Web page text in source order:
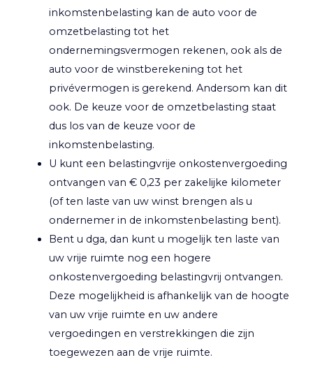
inkomstenbelasting kan de auto voor de
omzetbelasting tot het
ondernemingsvermogen rekenen, ook als de
auto voor de winstberekening tot het
privévermogen is gerekend. Andersom kan dit
ook. De keuze voor de omzetbelasting staat
dus los van de keuze voor de
inkomstenbelasting.
U kunt een belastingvrije onkostenvergoeding
ontvangen van € 0,23 per zakelijke kilometer
(of ten laste van uw winst brengen als u
ondernemer in de inkomstenbelasting bent).
Bent u dga, dan kunt u mogelijk ten laste van
uw vrije ruimte nog een hogere
onkostenvergoeding belastingvrij ontvangen.
Deze mogelijkheid is afhankelijk van de hoogte
van uw vrije ruimte en uw andere
vergoedingen en verstrekkingen die zijn
toegewezen aan de vrije ruimte.